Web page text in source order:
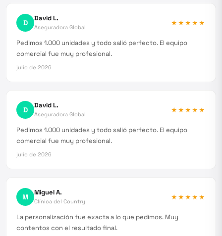
D David L.
Aseguradora Global
★★★★★
Pedimos 1.000 unidades y todo salió perfecto. El equipo
comercial fue muy profesional.
julio de 2026
D David L.
Aseguradora Global
★★★★★
Pedimos 1.000 unidades y todo salió perfecto. El equipo
comercial fue muy profesional.
julio de 2026
M Miguel A.
Clínica del Country
★★★★★
La personalización fue exacta a lo que pedimos. Muy
contentos con el resultado final.